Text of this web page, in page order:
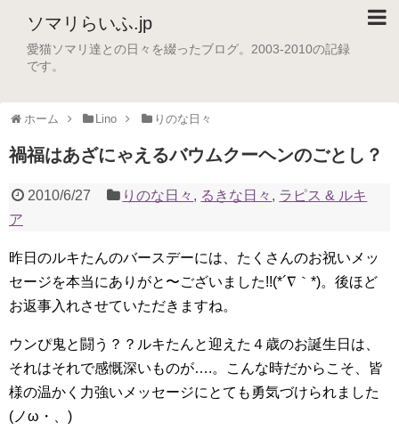
ソマリらいふ.jp
愛猫ソマリ達との日々を綴ったブログ。2003-2010の記録
です。
ホーム Lino りのな日々
禍福はあざにゃえるバウムクーヘンのごとし？
2010/6/27 りのな日々 , るきな日々 , ラピス & ルキ
ア
昨日のルキたんのバースデーには、たくさんのお祝いメッ
セージを本当にありがと〜ございました!!(*´∇｀*)。後ほど
お返事入れさせていただきますね。
ウンぴ鬼と闘う？？ルキたんと迎えた４歳のお誕生日は、
それはそれで感慨深いものが….。こんな時だからこそ、皆
様の温かく力強いメッセージにとても勇気づけられました
(ノω・、)